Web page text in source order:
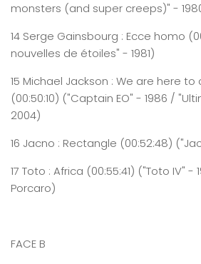
monsters (and super creeps)" -
14 Serge Gainsbourg : Ecce homo (0
nouvelles de étoiles" - 1981)
15 Michael Jackson : We are here to
(00:50:10) ("Captain EO" - 1986 /
2004)
16 Jacno : Rectangle (00:52:48)
17 Toto : Africa (00:55:41) ("Toto IV" -
Porcaro)
FACE B